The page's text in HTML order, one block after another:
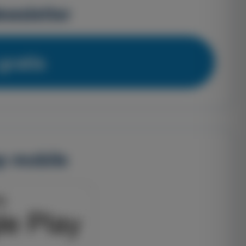
mobile